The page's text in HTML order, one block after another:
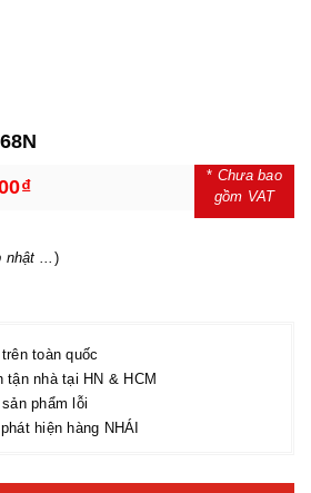
* Chưa bao
gồm VAT
... )
toàn quốc
tận nhà tại HN & HCM
phẩm lỗi
hiện hàng NHÁI